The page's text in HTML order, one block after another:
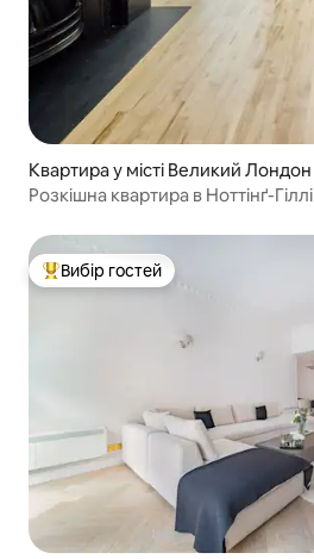
Квартира у місті Великий Лондон
Розкішна квартира в Ноттінґ-Гіллі
Топ вибір гостей
Вибір гостей